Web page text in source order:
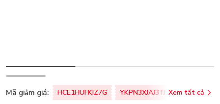
Mã giảm giá: HCE1HUFKIZ7G YKPN3XJAJ3TJ Xem tất cả